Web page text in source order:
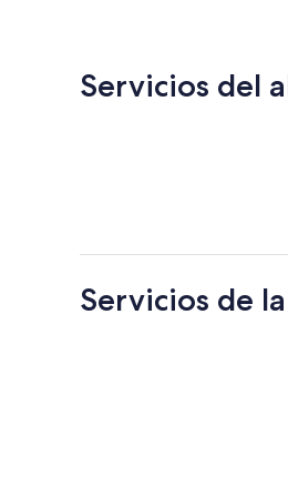
Servicios del
Servicios de